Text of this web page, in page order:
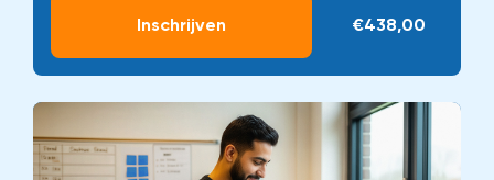
Inschrijven €438,00